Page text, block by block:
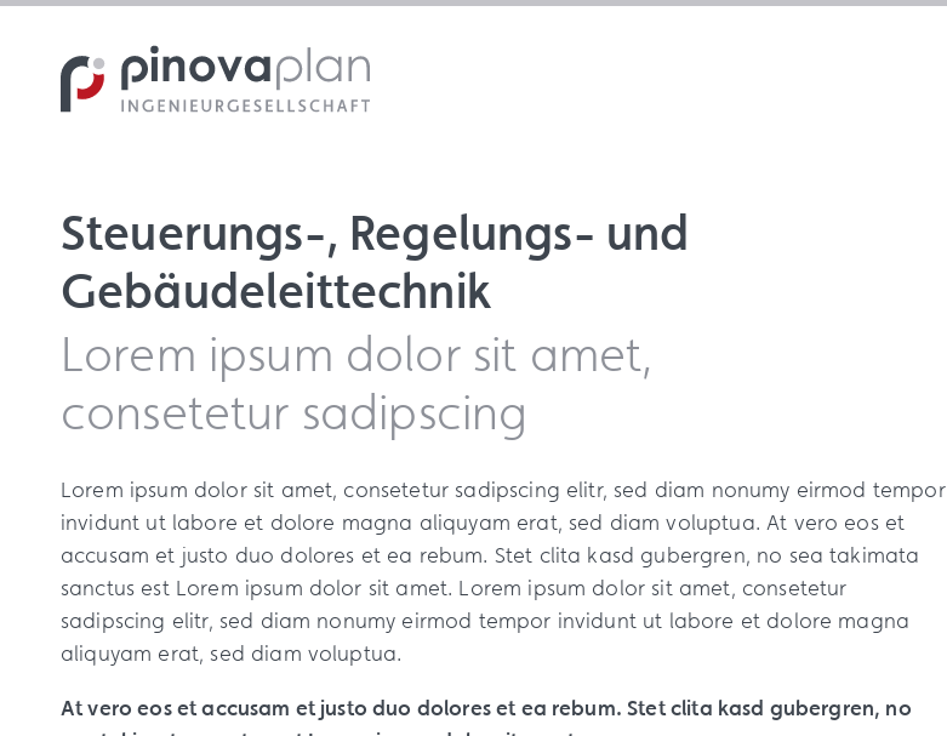
Steuerungs-, Regelungs- und
Gebäudeleittechnik
Lorem ipsum dolor sit amet,
consetetur sadipscing
Lorem ipsum dolor sit amet, consetetur sadipscing elitr, sed diam nonumy eirmod tempor
invidunt ut labore et dolore magna aliquyam erat, sed diam voluptua. At vero eos et
accusam et justo duo dolores et ea rebum. Stet clita kasd gubergren, no sea takimata
sanctus est Lorem ipsum dolor sit amet. Lorem ipsum dolor sit amet, consetetur
sadipscing elitr, sed diam nonumy eirmod tempor invidunt ut labore et dolore magna
aliquyam erat, sed diam voluptua.
At vero eos et accusam et justo duo dolores et ea rebum. Stet clita kasd gubergren, no